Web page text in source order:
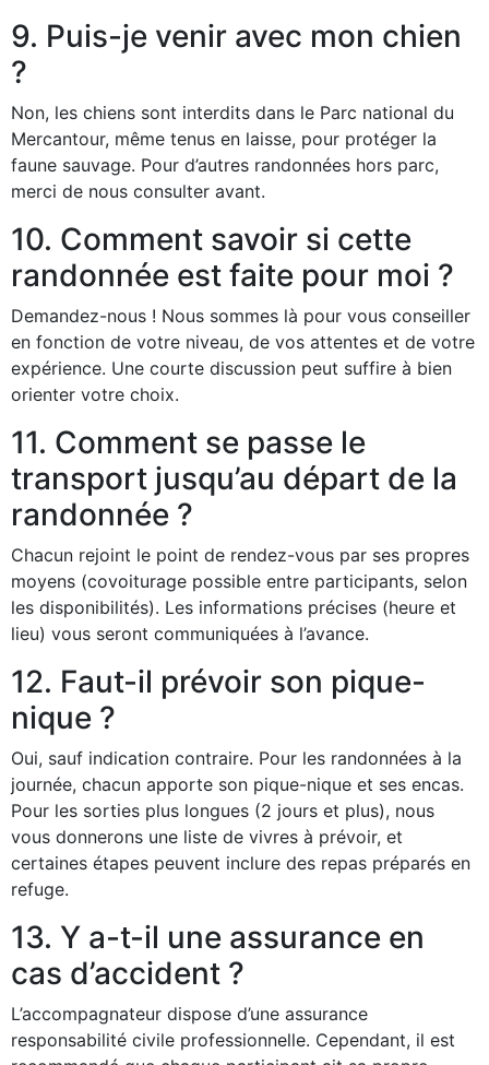
9. Puis-je venir avec mon chien
?
Non, les chiens sont interdits dans le Parc national du
Mercantour, même tenus en laisse, pour protéger la
faune sauvage. Pour d’autres randonnées hors parc,
merci de nous consulter avant.
10. Comment savoir si cette
randonnée est faite pour moi ?
Demandez-nous ! Nous sommes là pour vous conseiller
en fonction de votre niveau, de vos attentes et de votre
expérience. Une courte discussion peut suffire à bien
orienter votre choix.
11. Comment se passe le
transport jusqu’au départ de la
randonnée ?
Chacun rejoint le point de rendez-vous par ses propres
moyens (covoiturage possible entre participants, selon
les disponibilités). Les informations précises (heure et
lieu) vous seront communiquées à l’avance.
12. Faut-il prévoir son pique-
nique ?
Oui, sauf indication contraire. Pour les randonnées à la
journée, chacun apporte son pique-nique et ses encas.
Pour les sorties plus longues (2 jours et plus), nous
vous donnerons une liste de vivres à prévoir, et
certaines étapes peuvent inclure des repas préparés en
refuge.
13. Y a-t-il une assurance en
cas d’accident ?
L’accompagnateur dispose d’une assurance
responsabilité civile professionnelle. Cependant, il est